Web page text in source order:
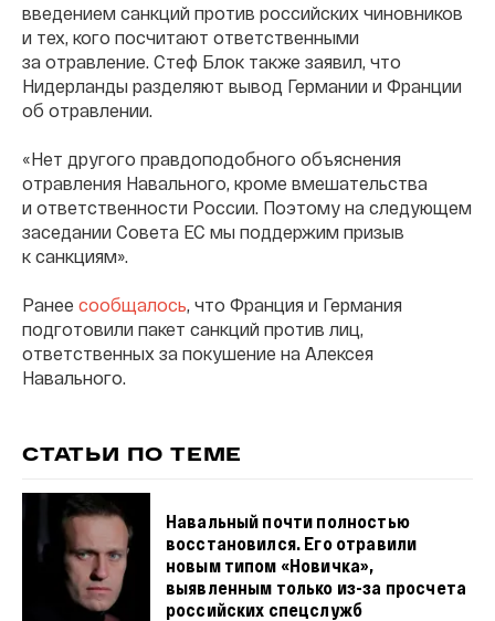
введением санкций против российских чиновников
и тех, кого посчитают ответственными
за отравление. Стеф Блок также заявил, что
Нидерланды разделяют вывод Германии и Франции
об отравлении.
«Нет другого правдоподобного объяснения
отравления Навального, кроме вмешательства
и ответственности России. Поэтому на следующем
заседании Совета ЕС мы поддержим призыв
к санкциям».
Ранее сообщалось , что Франция и Германия
подготовили пакет санкций против лиц,
ответственных за покушение на Алексея
Навального.
СТАТЬИ ПО ТЕМЕ
Навальный почти полностью
восстановился. Его отравили
новым типом «Новичка»,
выявленным только из-за просчета
российских спецслужб